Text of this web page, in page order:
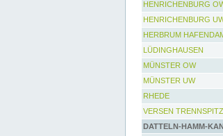
HENRICHENBURG
HENRICHENBURG
HERBRUM
LÜDINGHAUSEN
MÜNSTER OW
MÜNSTER UW
RHEDE
VERSEN
DATTELN-HAMM-